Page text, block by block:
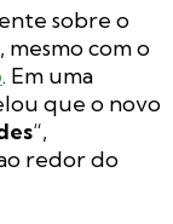
sobre o
, mesmo com o
. Em uma
que o novo
“,
redor do